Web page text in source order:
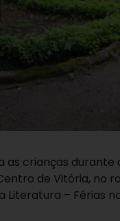
crianças durante
de Vitória, no
– Férias